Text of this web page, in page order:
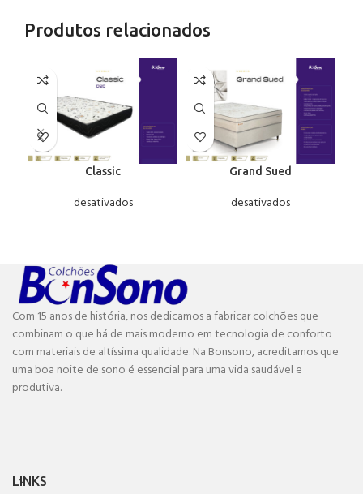
Produtos relacionados
Classic
desativados
Grand Sued
desativados
Com 15 anos de história, nos dedicamos a fabricar colchões que
combinam o que há de mais moderno em tecnologia de conforto
com materiais de altíssima qualidade. Na Bonsono, acreditamos que
uma boa noite de sono é essencial para uma vida saudável e
produtiva.
LINKS